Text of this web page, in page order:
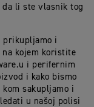
da li ste vlasnik tog
prikupljamo i
kojem koristite
i perifernim
i kako bismo
sakupljamo i
u našoj polisi